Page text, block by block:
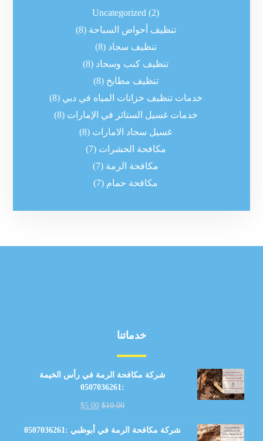
Uncategorized (2)
تنظيف أحواض السباحة (8)
تنظيف سجاد (8)
تنظيف كنب وسجاد (8)
تنظيف مطابخ (8)
خدمات تنظيف خزانات المياه في دبي (8)
خدمات غسيل الستائر في الإمارات (8)
غسيل سجاد الامارات (8)
مكافحة الحشرات (7)
مكافحة الرمة (7)
مكافحة حمام (7)
خدماتنا
شركة مكافحة الرمة في رأس الخيمة
:0507036261
$10.00
$5.00
شركة مكافحة الرمة في أبوظبي :0507036261